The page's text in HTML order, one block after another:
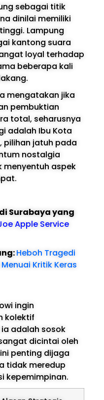
sebagai titik
dinilai memiliki
Lampung
kantong suara
loyal terhadap
beberapa kali
mengatakan jika
pembuktian
total, seharusnya
adalah Ibu Kota
pilihan jatuh pada
nostalgia
menyentuh aspek
Surabaya yang
Apple Service
Heboh Tragedi
Kritik Keras
ingin
kolektif
adalah sosok
dicintai oleh
penting dijaga
tidak meredup
kepemimpinan.